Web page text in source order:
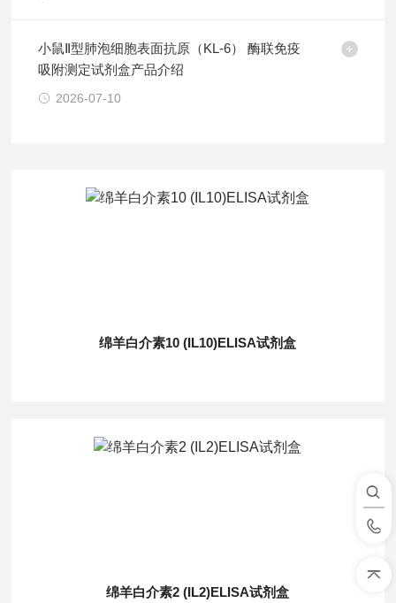
小鼠Ⅱ型肺泡细胞表面抗原（KL-6） 酶联免疫
吸附测定试剂盒产品介绍
2026-07-10
绵羊白介素10 (IL10)ELISA试剂盒
绵羊白介素2 (IL2)ELISA试剂盒